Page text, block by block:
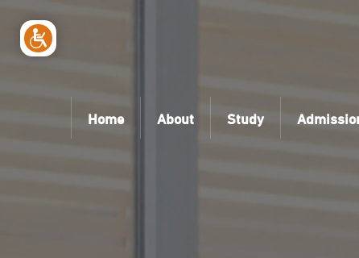
Home About Study